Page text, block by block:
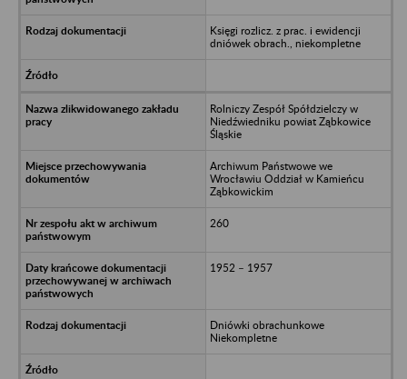
Księgi rozlicz. z prac. i ewidencji
dniówek obrach., niekompletne
Rolniczy Zespół Spółdzielczy w
Niedźwiedniku powiat Ząbkowice
Śląskie
Archiwum Państwowe we
Wrocławiu Oddział w Kamieńcu
Ząbkowickim
260
1952 – 1957
Dniówki obrachunkowe
Niekompletne